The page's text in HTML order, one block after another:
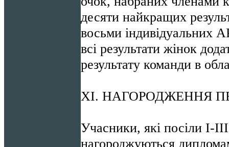
десяти найкращих
восьми індивідуальних
всі результати жінок
результату команди в
ХI. НАГОРОДЖЕННЯ
Учасники, які посіли І-
нагороджуються